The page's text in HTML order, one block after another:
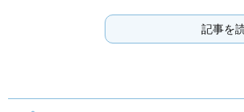
記事を